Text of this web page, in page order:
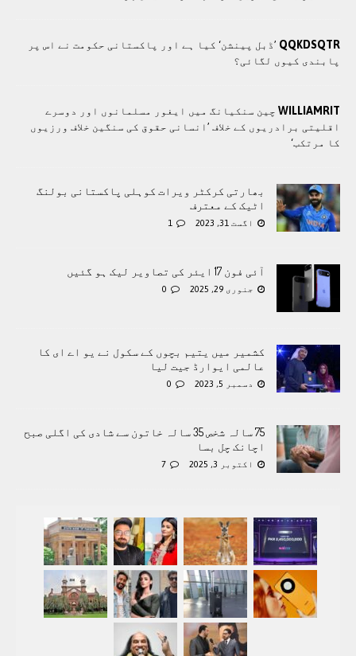
QQKDSQTR ’ڈبل پینشن‘ کیا ہے اور پاکستانی حکومت نے اس پر
پابندی کیوں لگائی؟
WILLIAMRIT چین سنکیانگ میں ایغور مسلمانوں اور دوسرے
اقلیتی برادريوں کے خلاف ’انسانی حقوق کی سنگین خلاف ورزیوں
کا مرتکب‘
بھارتی کرکٹر ویرات کوہلی پاکستانی بولنگ
اٹیک کے معترف
اگست 31, 2023 1
آئی فون 17 ایئر کی تصاویر لیک ہو گئیں
جنوری 29, 2025 0
کشمیر میں یتیم بچوں کے سکول نے یو اے ای کا
عالمی ایوارڈ جیت لیا
دسمبر 5, 2023 0
75 سالہ شخص 35 سالہ خاتون سے شادی کی اگلی صبح
اچانک چل بسا
اکتوبر 3, 2025 7